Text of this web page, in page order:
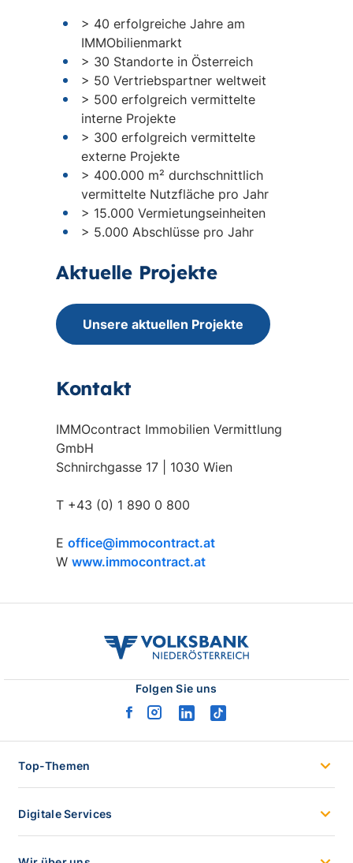
> 40 erfolgreiche Jahre am
IMMObilienmarkt
> 30 Standorte in Österreich
> 50 Vertriebspartner weltweit
> 500 erfolgreich vermittelte
interne Projekte
> 300 erfolgreich vermittelte
externe Projekte
> 400.000 m² durchschnittlich
vermittelte Nutzfläche pro Jahr
> 15.000 Vermietungseinheiten
> 5.000 Abschlüsse pro Jahr
Aktuelle Projekte
Unsere aktuellen Projekte
Kontakt
IMMOcontract Immobilien Vermittlung
GmbH
Schnirchgasse 17 | 1030 Wien
T +43 (0) 1 890 0 800
E office@immocontract.at
W www.immocontract.at
volksbank
noe
Folgen Sie uns
facebook
instagram
linkedintiktok
Top-Themen
Digitale Services